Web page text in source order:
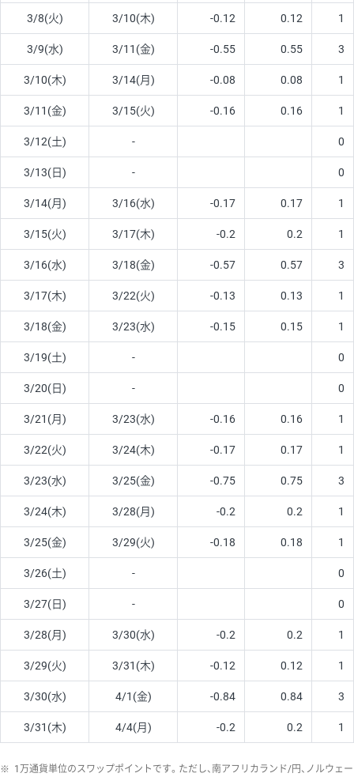
3/8(火) 3/10(木) -0.12 0.12 1
3/9(水) 3/11(金) -0.55 0.55 3
3/10(木) 3/14(月) -0.08 0.08 1
3/11(金) 3/15(火) -0.16 0.16 1
3/12(土) - 0
3/13(日) - 0
3/14(月) 3/16(水) -0.17 0.17 1
3/15(火) 3/17(木) -0.2 0.2 1
3/16(水) 3/18(金) -0.57 0.57 3
3/17(木) 3/22(火) -0.13 0.13 1
3/18(金) 3/23(水) -0.15 0.15 1
3/19(土) - 0
3/20(日) - 0
3/21(月) 3/23(水) -0.16 0.16 1
3/22(火) 3/24(木) -0.17 0.17 1
3/23(水) 3/25(金) -0.75 0.75 3
3/24(木) 3/28(月) -0.2 0.2 1
3/25(金) 3/29(火) -0.18 0.18 1
3/26(土) - 0
3/27(日) - 0
3/28(月) 3/30(水) -0.2 0.2 1
3/29(火) 3/31(木) -0.12 0.12 1
3/30(水) 4/1(金) -0.84 0.84 3
3/31(木) 4/4(月) -0.2 0.2 1
※ 1万通貨単位のスワップポイントです。ただし、南アフリカランド/円、ノルウェー